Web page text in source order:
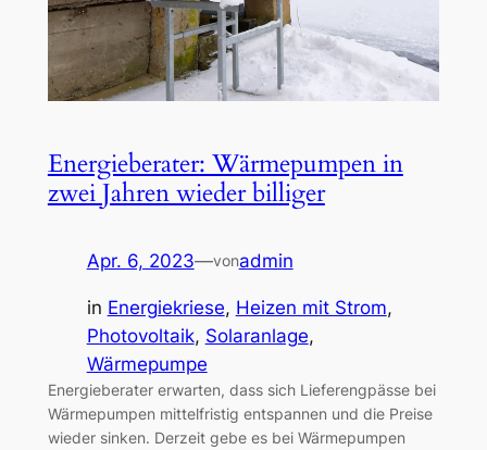
Energieberater: Wärmepumpen in
zwei Jahren wieder billiger
Apr. 6, 2023—vonadmin
in Energiekriese, Heizen mit Strom
Photovoltaik, Solaranlage
Wärmepumpe
Energieberater erwarten, dass sich Lieferengpässe bei
Wärmepumpen mittelfristig entspannen und die Preise
wieder sinken. Derzeit gebe es bei Wärmepumpen